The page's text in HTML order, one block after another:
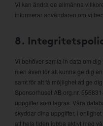
Vi kan ändra de allmänna
informerar användaren om vi
8.
Vi behöver samla in data om
men även för att kunna ge dig
samt för att få möjlighet att ge
Sponsorhuset AB org.nr.
uppgifter som lagras. Våra
skyddar dina uppgifter, i
att hela tiden jobba aktivt med